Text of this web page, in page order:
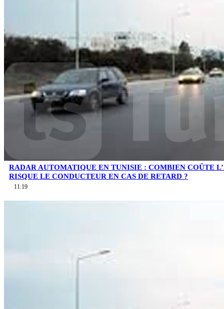
RADAR AUTOMATIQUE EN TUNISIE : COMBIEN COÛTE
RISQUE LE CONDUCTEUR EN CAS DE RETARD ?
11:19